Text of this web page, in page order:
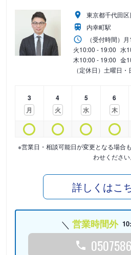
東京都千代田
内幸町駅
（受付時間） 月
火10:00 - 19:00 水
木10:00 - 19:00 金
（定休日）土曜日
3
月
4
火
5
水
6
木
※営業日・相談可能日が変更となる場合
わせください
詳しくはこ
営業時間外